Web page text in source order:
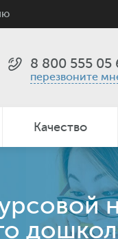
8 800 555 05
перезвоните
Качество